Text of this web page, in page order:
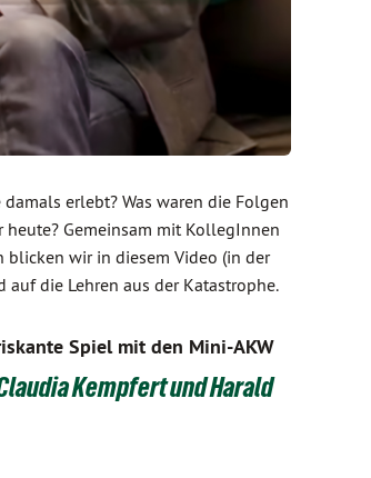
erlebt? Was waren die Folgen
Gemeinsam mit KollegInnen
wir in diesem Video (in der
die Lehren aus der Katastrophe.
Spiel mit den Mini-AKW
Kempfert und Harald